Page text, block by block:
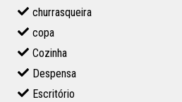
churrasqueira
copa
Cozinha
Despensa
Escritório